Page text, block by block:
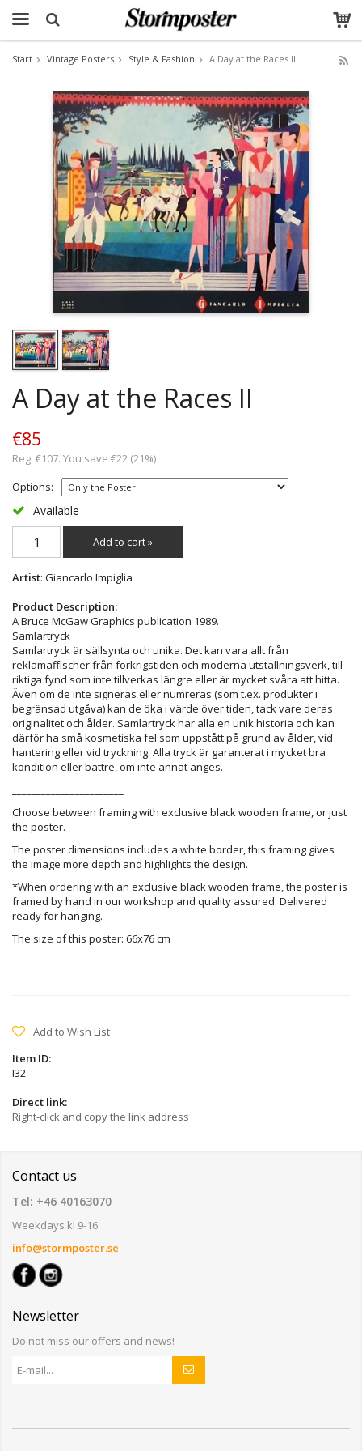
Start Vintage Posters Style & Fashion A Day at the Races II
A Day at the Races II
€85
Reg. €107. You save €22 (21%)
Options:
Available
Add to cart »
Artist: Giancarlo Impiglia
Product Description:
A Bruce McGaw Graphics publication 1989.
Samlartryck
Samlartryck är sällsynta och unika. Det kan vara allt från
reklamaffischer från förkrigstiden och moderna utställningsverk, till
riktiga fynd som inte tillverkas längre eller är mycket svåra att hitta.
Även om de inte signeras eller numreras (som t.ex. produkter i
begränsad utgåva) kan de öka i värde över tiden, tack vare deras
originalitet och ålder. Samlartryck har alla en unik historia och kan
därför ha små kosmetiska fel som uppstått på grund av ålder, vid
hantering eller vid tryckning. Alla tryck är garanterat i mycket bra
kondition eller bättre, om inte annat anges.
Choose between framing with exclusive black wooden frame, or just
the poster.
The poster dimensions includes a white border, this framing gives
the image more depth and highlights the design.
*When ordering with an exclusive black wooden frame, the poster is
framed by hand in our workshop and quality assured. Delivered
ready for hanging.
The size of this poster: 66x76 cm
Add to Wish List
Item ID:
I32
Direct link:
Right-click and copy the link address
Contact us
Tel: +46 40163070
Weekdays kl 9-16
info@stormposter.se
Newsletter
Do not miss our offers and news!